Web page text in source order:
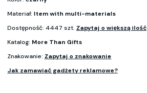
Materiał: Item with multi-materials
Dostępność: 4447 szt. Zapytaj o większą ilość
Katalog: More Than Gifts
Znakowanie: Zapytaj o znakowanie
Jak zamawiać gadżety reklamowe?